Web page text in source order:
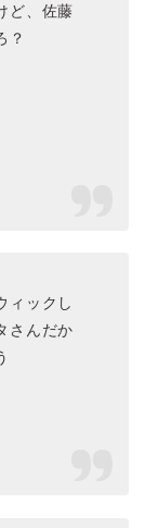
ど、佐藤
？
ィックし
さんだか